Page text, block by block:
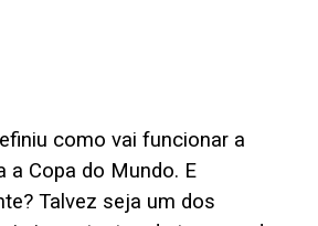
como vai funcionar a
a Copa do Mundo. E
Talvez seja um dos